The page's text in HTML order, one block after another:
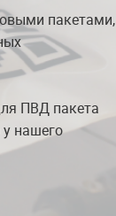
пакетами,
ПВД пакета
нашего